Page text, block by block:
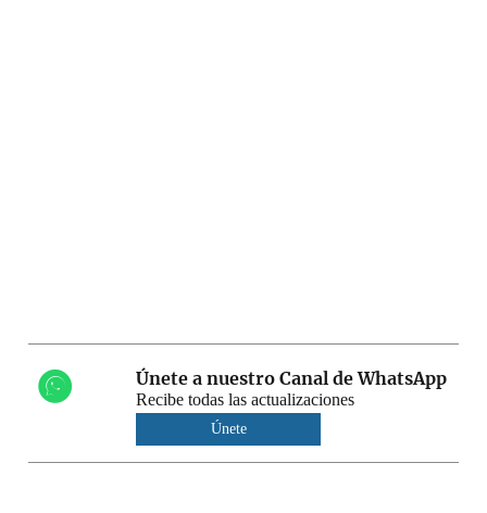
Únete a nuestro Canal de WhatsApp
Recibe todas las actualizaciones
Únete